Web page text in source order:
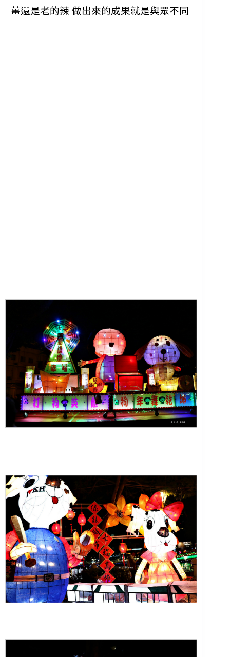
薑還是老的辣 做出來的成果就是與眾不同